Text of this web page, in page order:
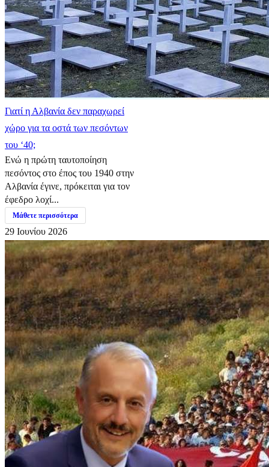
Γιατί η Αλβανία δεν παραχωρεί
χώρο για τα οστά των πεσόντων
του ‘40;
Ενώ η πρώτη ταυτοποίηση
πεσόντος στο έπος του 1940 στην
Αλβανία έγινε, πρόκειται για τον
έφεδρο λοχί...
Μάθετε περισσότερα
29 Ιουνίου 2026